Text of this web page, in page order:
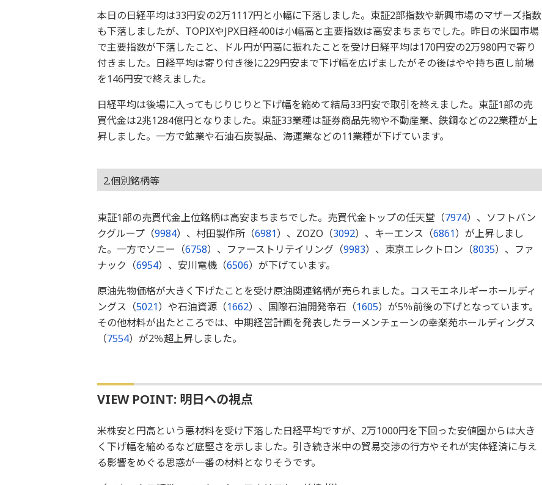
本日の日経平均は33円安の2万1117円と小幅に下落しました。東証2部指数や新興市場のマザーズ指数
も下落しましたが、TOPIXやJPX日経400は小幅高と主要指数は高安まちまちでした。昨日の米国市場
で主要指数が下落したこと、ドル円が円高に振れたことを受け日経平均は170円安の2万980円で寄り
付きました。日経平均は寄り付き後に229円安まで下げ幅を広げましたがその後はやや持ち直し前場
を146円安で終えました。
日経平均は後場に入ってもじりじりと下げ幅を縮めて結局33円安で取引を終えました。東証1部の売
買代金は2兆1284億円となりました。東証33業種は証券商品先物や不動産業、鉄鋼などの22業種が上
昇しました。一方で鉱業や石油石炭製品、海運業などの11業種が下げています。
2.個別銘柄等
東証1部の売買代金上位銘柄は高安まちまちでした。売買代金トップの任天堂（7974）、ソフトバン
クグループ（9984）、村田製作所（6981）、ZOZO（3092）、キーエンス（6861）が上昇しまし
た。一方でソニー（6758）、ファーストリテイリング（9983）、東京エレクトロン（8035）、ファ
ナック（6954）、安川電機（6506）が下げています。
原油先物価格が大きく下げたことを受け原油関連銘柄が売られました。コスモエネルギーホールディ
ングス（5021）や石油資源（1662）、国際石油開発帝石（1605）が5％前後の下げとなっています。
その他材料が出たところでは、中期経営計画を発表したラーメンチェーンの幸楽苑ホールディングス
（7554）が2％超上昇しました。
VIEW POINT: 明日への視点
米株安と円高という悪材料を受け下落した日経平均ですが、2万1000円を下回った安値圏からは大き
く下げ幅を縮めるなど底堅さを示しました。引き続き米中の貿易交渉の行方やそれが実体経済に与え
る影響をめぐる思惑が一番の材料となりそうです。